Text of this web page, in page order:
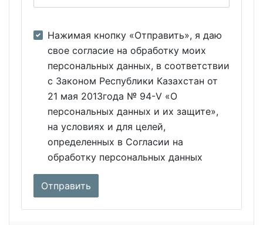
Нажимая кнопку «Отправить», я даю
свое согласие на обработку моих
персональных данных, в соответствии
с Законом Республики Казахстан от
21 мая 2013года № 94-V «О
персональных данных и их защите»,
на условиях и для целей,
определенных в Согласии на
обработку персональных данных